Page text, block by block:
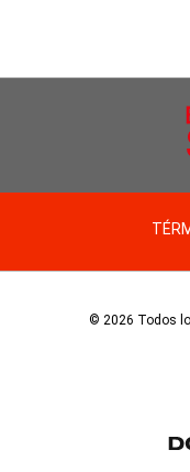
© 2026 Todos